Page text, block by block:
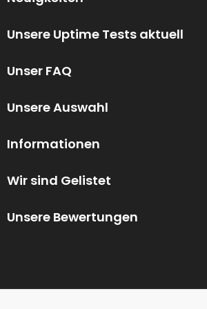
Unsere Uptime Tests aktuell
Unser FAQ
Unsere Auswahl
Informationen
Wir sind Gelistet
Unsere Bewertungen